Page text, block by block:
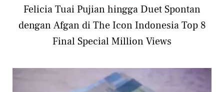
Felicia Tuai Pujian hingga Duet Spontan
dengan Afgan di The Icon Indonesia Top 8
Final Special Million Views